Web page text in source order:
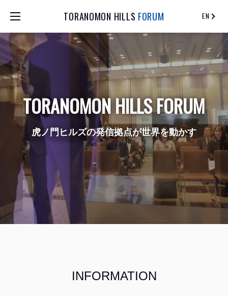
EN
TORANOMON HILLS FORUM
TORANOMON HILLS FORUM
虎ノ門ヒルズの発信拠点が世界を動かす
INFORMATION